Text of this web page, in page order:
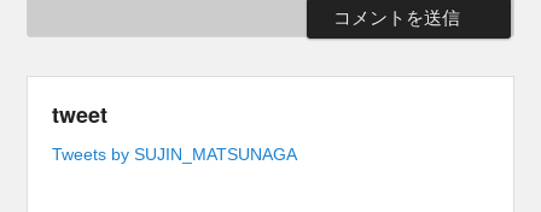
tweet
Tweets by SUJIN_MATSUNAGA